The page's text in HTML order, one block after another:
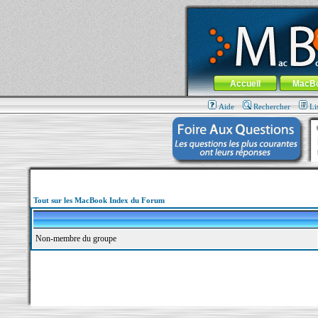
MacBook-fr.com : 100% Apple... 100%
Aller au contenu-Aller au menu
Menu général
Accueil
Aide Rechercher
Tout sur les MacBook Index du Forum
Non-membre du groupe